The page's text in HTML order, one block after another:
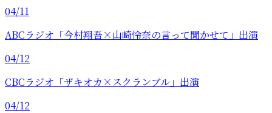
04/11
ABCラジオ「今村翔吾×山崎怜奈の言って聞かせて」出演
04/12
CBCラジオ「ザキオカ×スクランブル」出演
04/12